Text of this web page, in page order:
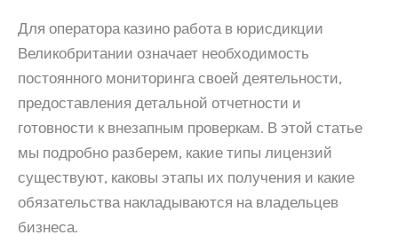
Для оператора казино работа в юрисдикции
Великобритании означает необходимость
постоянного мониторинга своей деятельности,
предоставления детальной отчетности и
готовности к внезапным проверкам. В этой статье
мы подробно разберем, какие типы лицензий
существуют, каковы этапы их получения и какие
обязательства накладываются на владельцев
бизнеса.